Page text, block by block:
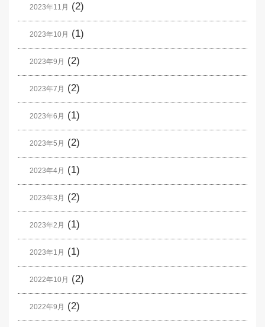
2023年11月 (2)
2023年10月 (1)
2023年9月 (2)
2023年7月 (2)
2023年6月 (1)
2023年5月 (2)
2023年4月 (1)
2023年3月 (2)
2023年2月 (1)
2023年1月 (1)
2022年10月 (2)
2022年9月 (2)